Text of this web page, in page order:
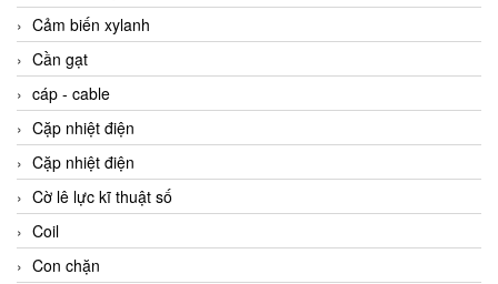
Cảm biến xylanh
Cần gạt
cáp - cable
Cặp nhiệt điện
Cặp nhiệt điện
Cờ lê lực kĩ thuật số
Coil
Con chặn